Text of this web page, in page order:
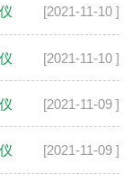
[2021-11-10 ]
[2021-11-10 ]
[2021-11-09 ]
[2021-11-09 ]